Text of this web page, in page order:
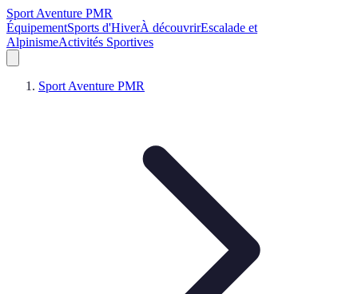
Sport Aventure PMR
ÉquipementSports d'HiverÀ découvrirEscalade et
AlpinismeActivités Sportives
Sport Aventure PMR